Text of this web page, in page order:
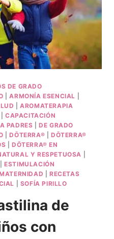
DE GRADO
|ARMONÍA ESENCIAL
|AROMATERAPIA
|CAPACITACIÓN
PADRES |DE GRADO
|DŌTERRA® |DŌTERRA®
|DŌTERRA® EN
Y RESPETUOSA
|ESTIMULACIÓN
|RECETAS
SOFÍA PIRILLO
de
con